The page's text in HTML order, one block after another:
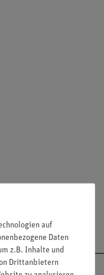
300,- €
auf
Daten
z.B. Inhalte und
Drittanbietern